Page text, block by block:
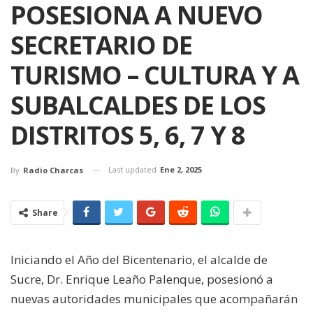
POSESIONA A NUEVO
SECRETARIO DE
TURISMO – CULTURA Y A
SUBALCALDES DE LOS
DISTRITOS 5, 6, 7 Y 8
By Radio Charcas Last updated Ene 2, 2025
Share
Iniciando el Año del Bicentenario, el alcalde de
Sucre, Dr. Enrique Leaño Palenque, posesionó a
nuevas autoridades municipales que acompañarán